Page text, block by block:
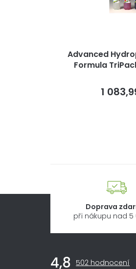
Advanced
Formula
1
Doprava
při nákupu nad 5
4,8 Průměrné
502 hodnocení